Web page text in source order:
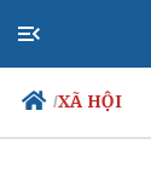
/XÃ HỘI